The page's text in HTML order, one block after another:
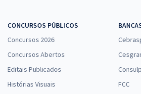
CONCURSOS PÚBLICOS
Concursos 2026
Concursos Abertos
Editais Publicados
Histórias Visuais
FCC